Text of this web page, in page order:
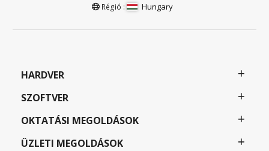
Régió : Hungary
HARDVER
SZOFTVER
OKTATÁSI MEGOLDÁSOK
ÜZLETI MEGOLDÁSOK